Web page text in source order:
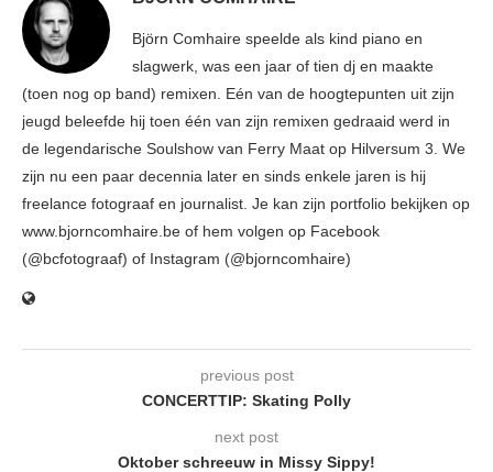
Björn Comhaire speelde als kind piano en
slagwerk, was een jaar of tien dj en maakte
(toen nog op band) remixen. Eén van de hoogtepunten uit zijn
jeugd beleefde hij toen één van zijn remixen gedraaid werd in
de legendarische Soulshow van Ferry Maat op Hilversum 3. We
zijn nu een paar decennia later en sinds enkele jaren is hij
freelance fotograaf en journalist. Je kan zijn portfolio bekijken op
www.bjorncomhaire.be of hem volgen op Facebook
(@bcfotograaf) of Instagram (@bjorncomhaire)
previous post
CONCERTTIP: Skating Polly
next post
Oktober schreeuw in Missy Sippy!